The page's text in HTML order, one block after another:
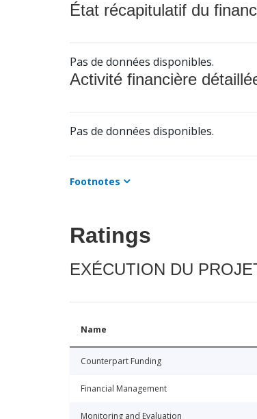
État récapitulatif du
Pas de données disponibles.
Activité financière
Pas de données disponibles.
Footnotes
Ratings
EXÉCUTION DU
Name
Counterpart Funding
Financial Management
Monitoring and Evaluation